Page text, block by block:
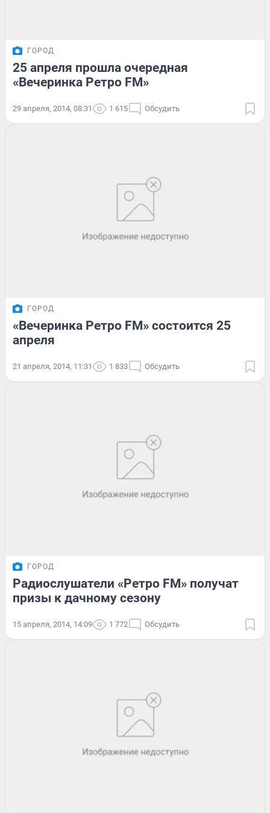
ГОРОД
25 апреля прошла очередная
«Вечеринка Ретро FM»
29 апреля, 2014, 08:31 1 615 Обсудить
ГОРОД
«Вечеринка Ретро FM» состоится 25
апреля
21 апреля, 2014, 11:31 1 833 Обсудить
ГОРОД
Радиослушатели «Ретро FM» получат
призы к дачному сезону
15 апреля, 2014, 14:09 1 772 Обсудить